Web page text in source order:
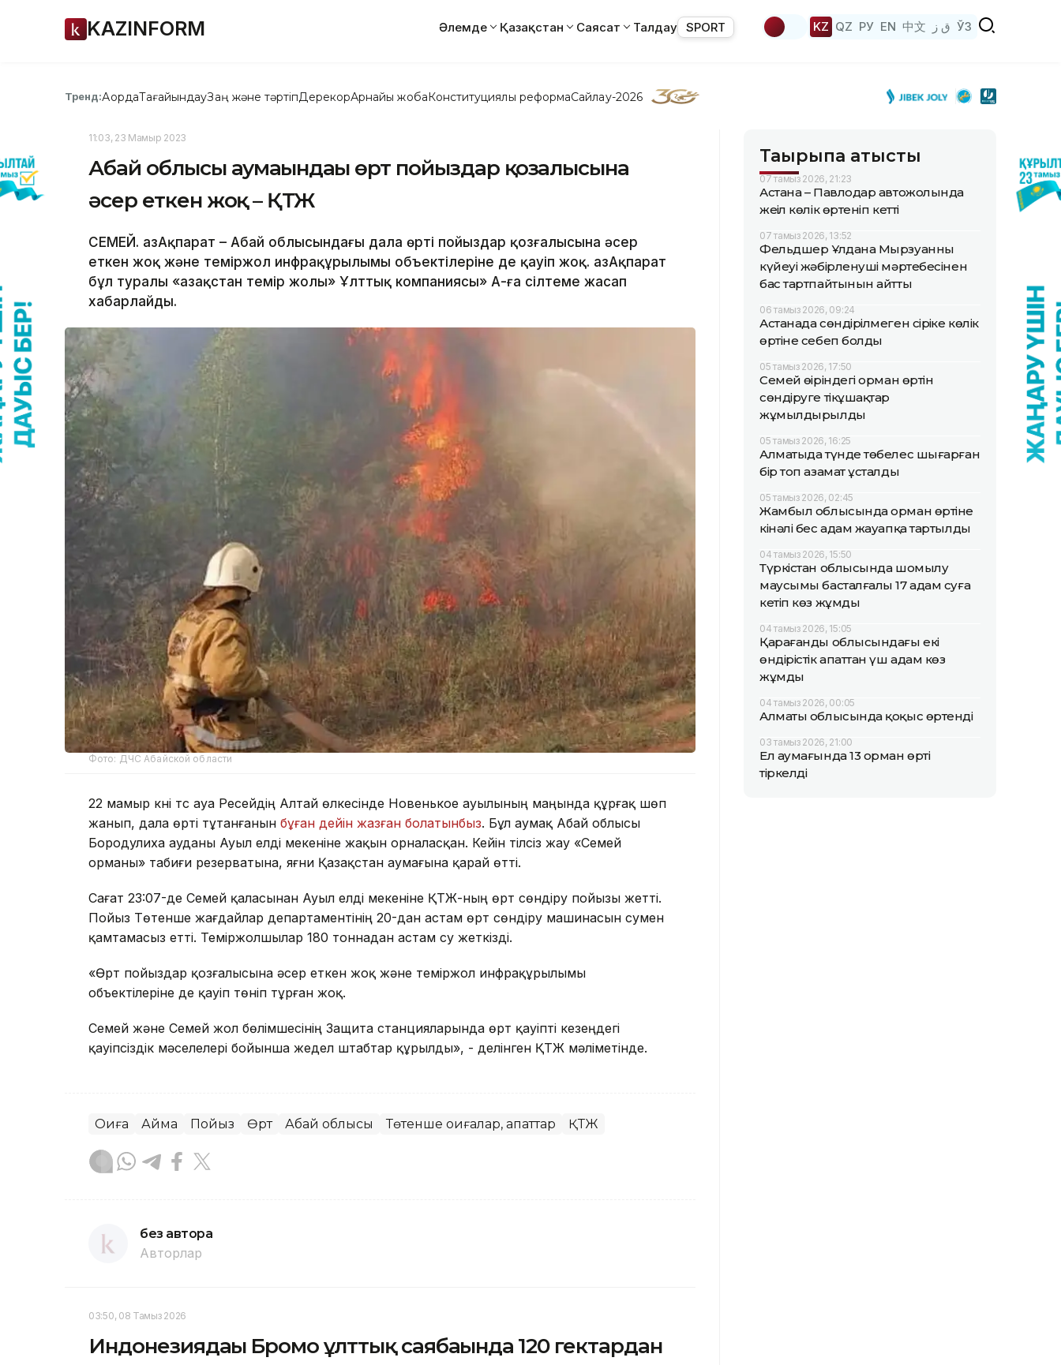
KAZINFORM Әлемде Қазақстан Саясат Талдау SPORT KZ QZ РУ EN 中文 ق ز ЎЗ
Тренд:АқордаТағайындауЗаң және тәртіпДерекқорАрнайы жобаКонституциялық реформаСайлау-2026
11:03, 23 Мамыр 2023
Абай облысы аумағындағы өрт пойыздар қозғалысына
әсер еткен жоқ – ҚТЖ
СЕМЕЙ. ҚазАқпарат – Абай облысындағы дала өрті пойыздар қозғалысына әсер
еткен жоқ және теміржол инфрақұрылымы объектілеріне де қауіп жоқ. ҚазАқпарат
бұл туралы «Қазақстан темір жолы» Ұлттық компаниясы» АҚ-ға сілтеме жасап
хабарлайды.
Фото: ДЧС Абайской области
22 мамыр күні түс ауа Ресейдің Алтай өлкесінде Новенькое ауылының маңында құрғақ шөп
жанып, дала өрті тұтанғанын бұған дейін жазған болатынбыз. Бұл аумақ Абай облысы
Бородулиха ауданы Ауыл елді мекеніне жақын орналасқан. Кейін тілсіз жау «Семей
орманы» табиғи резерватына, яғни Қазақстан аумағына қарай өтті.
Сағат 23:07-де Семей қаласынан Ауыл елді мекеніне ҚТЖ-ның өрт сөндіру пойызы жетті.
Пойыз Төтенше жағдайлар департаментінің 20-дан астам өрт сөндіру машинасын сумен
қамтамасыз етті. Теміржолшылар 180 тоннадан астам су жеткізді.
«Өрт пойыздар қозғалысына әсер еткен жоқ және теміржол инфрақұрылымы
объектілеріне де қауіп төніп тұрған жоқ.
Семей және Семей жол бөлімшесінің Защита станцияларында өрт қауіпті кезеңдегі
қауіпсіздік мәселелері бойынша жедел штабтар құрылды», - делінген ҚТЖ мәліметінде.
Оқиға Аймақ Пойыз Өрт Абай облысы Төтенше оқиғалар, апаттар ҚТЖ
без автора
Авторлар
03:50, 08 Тамыз 2026
Индонезиядағы Бромо ұлттық саябағында 120 гектардан
Тақырыпқа қатысты
07 тамыз 2026, 21:23
Астана – Павлодар автожолында
жеңіл көлік өртеніп кетті
07 тамыз 2026, 13:52
Фельдшер Ұлдана Мырзуанның
күйеуі жәбірленуші мәртебесінен
бас тартпайтынын айтты
06 тамыз 2026, 09:24
Астанада сөндірілмеген сіріңке көлік
өртіне себеп болды
05 тамыз 2026, 17:50
Семей өңіріндегі орман өртін
сөндіруге тікұшақтар
жұмылдырылды
05 тамыз 2026, 16:25
Алматыда түнде төбелес шығарған
бір топ азамат ұсталды
05 тамыз 2026, 02:45
Жамбыл облысында орман өртіне
кінәлі бес адам жауапқа тартылды
04 тамыз 2026, 15:50
Түркістан облысында шомылу
маусымы басталғалы 17 адам суға
кетіп көз жұмды
04 тамыз 2026, 15:05
Қарағанды облысындағы екі
өндірістік апаттан үш адам көз
жұмды
04 тамыз 2026, 00:05
Алматы облысында қоқыс өртенді
03 тамыз 2026, 21:00
Ел аумағында 13 орман өрті
тіркелді